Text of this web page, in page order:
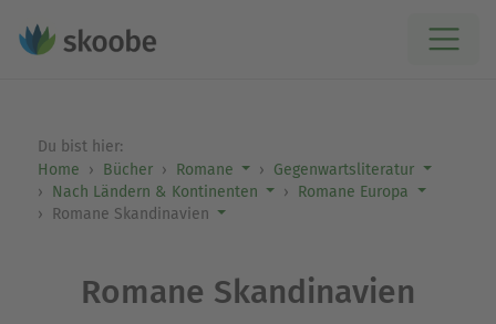
Du bist hier:
Home
Bücher Romane
Gegenwartsliteratur
Nach Ländern & Kontinenten
Romane Europa
Romane Skandinavien
Romane Skandinavien